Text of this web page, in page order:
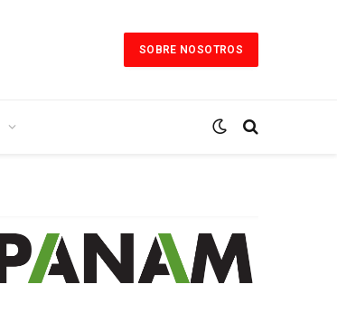
SOBRE NOSOTROS